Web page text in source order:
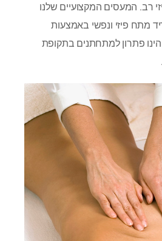
רב. המעסים המקצועיים שלנו
מתח פיזי ונפשי באמצעות
הינו פתרון למתחתנים בתקופת